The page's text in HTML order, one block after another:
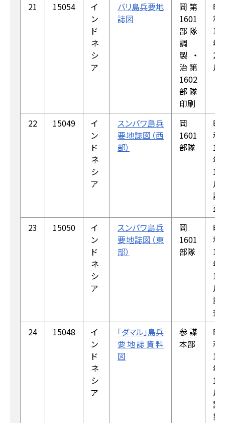
21
15054
イ
ン
ド
ネ
シ
ア
バリ島兵要地
誌図
岡第
1601
部隊
調
製・
治第
1602
部隊
印刷
昭
和
18
年
2
月
22 15049
イ
ン
ド
ネ
シ
ア
スンバワ島兵
要地誌図（西
部）
岡
1601
部隊
昭
和
18
年
1
月
調
査
23
15050
イ
ン
ド
ネ
シ
ア
スンバワ島兵
要地誌図（東
部）
岡
1601
部隊
昭
和
18
年
1
月
調
査
24
15048
イ
ン
ド
ネ
シ
ア
「ダマル」島兵
要地誌資料
図
参謀
本部
昭
和
18
年
12
月
調
製